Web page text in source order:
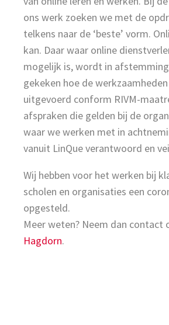
ons werk zoeken we met de
telkens naar de ‘beste’ vorm.
kan. Daar waar online
mogelijk is, wordt in
gekeken hoe de
uitgevoerd conform RIVM-
afspraken die gelden bij de
waar we werken met in
vanuit LinQue verantwoord en
Wij hebben voor het werken bij
scholen en organisaties een
opgesteld.
Meer weten? Neem dan contact
Hagdorn.